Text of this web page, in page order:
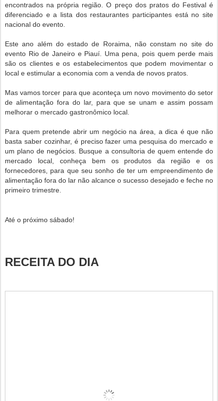
encontrados na própria região. O preço dos pratos do Festival é
diferenciado e a lista dos restaurantes participantes está no site
nacional do evento.
Este ano além do estado de Roraima, não constam no site do
evento Rio de Janeiro e Piauí. Uma pena, pois quem perde mais
são os clientes e os estabelecimentos que podem movimentar o
local e estimular a economia com a venda de novos pratos.
Mas vamos torcer para que aconteça um novo movimento do setor
de alimentação fora do lar, para que se unam e assim possam
melhorar o mercado gastronômico local.
Para quem pretende abrir um negócio na área, a dica é que não
basta saber cozinhar, é preciso fazer uma pesquisa do mercado e
um plano de negócios. Busque a consultoria de quem entende do
mercado local, conheça bem os produtos da região e os
fornecedores, para que seu sonho de ter um empreendimento de
alimentação fora do lar não alcance o sucesso desejado e feche no
primeiro trimestre.
Até o próximo sábado!
RECEITA DO DIA